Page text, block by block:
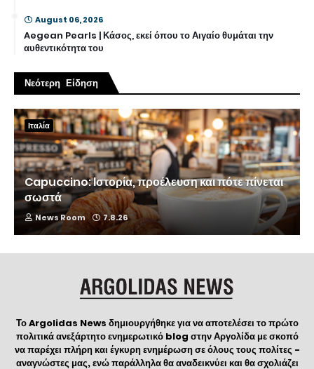
August 06, 2026
Aegean Pearls | Κάσος, εκεί όπου το Αιγαίο θυμάται την
αυθεντικότητα του
Νεότερη Είδηση
Ιταλία
Capuccino: Ιστορία, προέλευση και πότε πίνεται
σωστά
News Room 7.8.26
Το Argolidas News δημιουργήθηκε για να αποτελέσει το πρώτο
πολιτικά ανεξάρτητο ενημερωτικό blog στην Αργολίδα με σκοπό
να παρέχει πλήρη και έγκυρη ενημέρωση σε όλους τους πολίτες -
αναγνώστες μας, ενώ παράλληλα θα αναδεικνύει και θα σχολιάζει